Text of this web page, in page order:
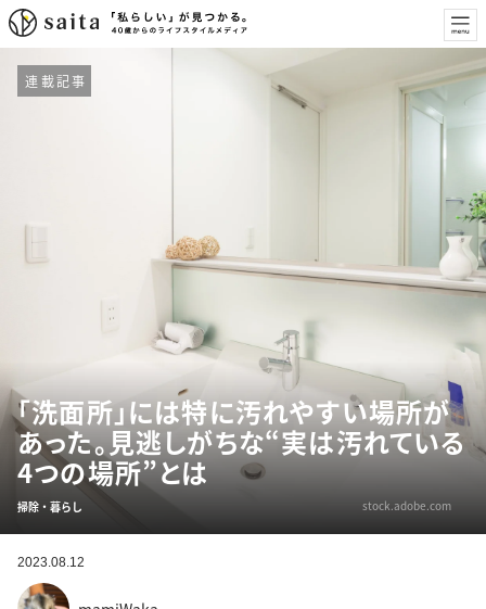
連載記事
「洗面所」には特に汚れやすい場所が
あった。見逃しがちな“実は汚れている
4つの場所”とは
掃除・暮らし stock.adobe.com
2023.08.12